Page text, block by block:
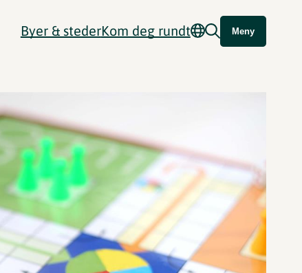
Byer & stederKom deg rundt Meny